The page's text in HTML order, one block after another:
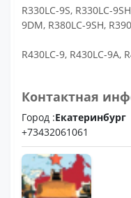
R330LC-9S, R330LC-
9DM, R380LC-9SH,
R430LC-9, R430LC-9A,
Контактная
Город :Екатеринбург
+73432061061